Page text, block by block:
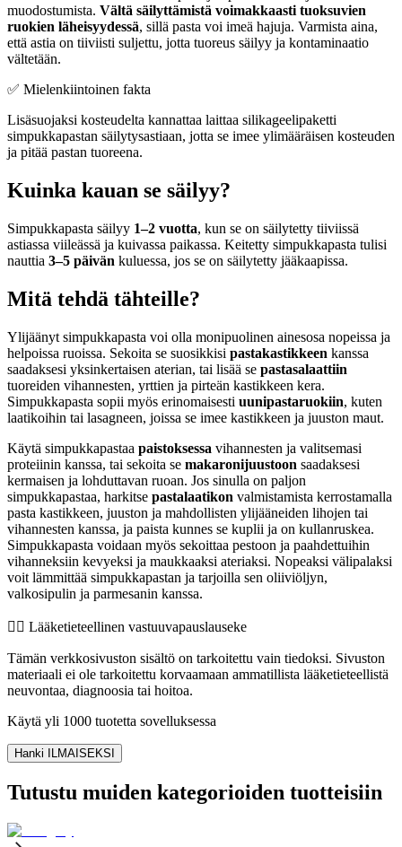
muodostumista. Vältä säilyttämistä voimakkaasti tuoksuvien
ruokien läheisyydessä, sillä pasta voi imeä hajuja. Varmista aina,
että astia on tiiviisti suljettu, jotta tuoreus säilyy ja kontaminaatio
vältetään.
✅ Mielenkiintoinen fakta
Lisäsuojaksi kosteudelta kannattaa laittaa silikageelipaketti
simpukkapastan säilytysastiaan, jotta se imee ylimääräisen kosteuden
ja pitää pastan tuoreena.
Kuinka kauan se säilyy?
Simpukkapasta säilyy 1–2 vuotta, kun se on säilytetty tiiviissä
astiassa viileässä ja kuivassa paikassa. Keitetty simpukkapasta tulisi
nauttia 3–5 päivän kuluessa, jos se on säilytetty jääkaapissa.
Mitä tehdä tähteille?
Ylijäänyt simpukkapasta voi olla monipuolinen ainesosa nopeissa ja
helpoissa ruoissa. Sekoita se suosikkisi pastakastikkeen kanssa
saadaksesi yksinkertaisen aterian, tai lisää se pastasalaattiin
tuoreiden vihannesten, yrttien ja pirteän kastikkeen kera.
Simpukkapasta sopii myös erinomaisesti uunipastaruokiin, kuten
laatikoihin tai lasagneen, joissa se imee kastikkeen ja juuston maut.
Käytä simpukkapastaa paistoksessa vihannesten ja valitsemasi
proteiinin kanssa, tai sekoita se makaronijuustoon saadaksesi
kermaisen ja lohduttavan ruoan. Jos sinulla on paljon
simpukkapastaa, harkitse pastalaatikon valmistamista kerrostamalla
pasta kastikkeen, juuston ja mahdollisten ylijääneiden lihojen tai
vihannesten kanssa, ja paista kunnes se kuplii ja on kullanruskea.
Simpukkapasta voidaan myös sekoittaa pestoon ja paahdettuihin
vihanneksiin kevyeksi ja maukkaaksi ateriaksi. Nopeaksi välipalaksi
voit lämmittää simpukkapastan ja tarjoilla sen oliiviöljyn,
valkosipulin ja parmesanin kanssa.
👨‍⚕️️ Lääketieteellinen vastuuvapauslauseke
Tämän verkkosivuston sisältö on tarkoitettu vain tiedoksi. Sivuston
materiaali ei ole tarkoitettu korvaamaan ammatillista lääketieteellistä
neuvontaa, diagnoosia tai hoitoa.
Käytä yli 1000 tuotetta sovelluksessa
Hanki ILMAISEKSI
Tutustu muiden kategorioiden tuotteisiin